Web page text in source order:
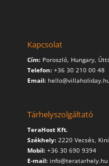
Kapcsolat
Cím: Poroszló, Hungary,
Telefon: +36 30 210 00 48
Email:
Tárhelyszolgáltató
TeraHost Kft.
Székhely: 2220 Vecsés,
Mobil: +36 30 690 9394
E-mail: info@teratarhely.hu